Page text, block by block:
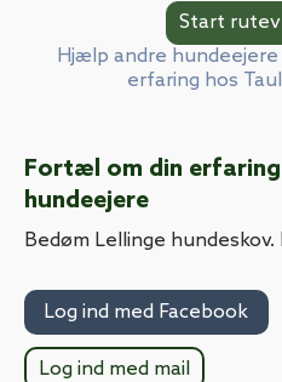
Hjælp andre
erfaring hos
Fortæl om din
hundeejere
Bedøm Lellinge
Log ind med Facebook
Log ind med mail